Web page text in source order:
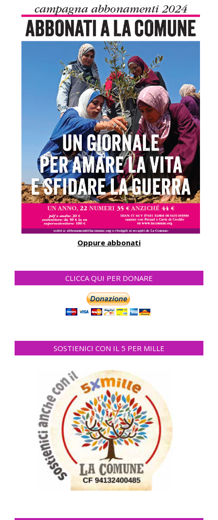
Oppure abbonati
CLICCA QUI PER DONARE
SOSTIENICI CON IL 5 PER MILLE